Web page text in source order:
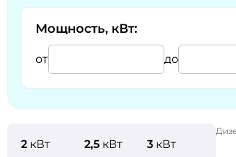
Мощность, кВт:
от до
2 кВт 2,5 кВт 3 кВт